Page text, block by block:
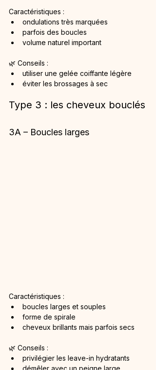
Caractéristiques :
ondulations très marquées
parfois des boucles
volume naturel important
🌿 Conseils :
utiliser une gelée coiffante légère
éviter les brossages à sec
Type 3 : les cheveux bouclés
3A – Boucles larges
Caractéristiques :
boucles larges et souples
forme de spirale
cheveux brillants mais parfois secs
🌿 Conseils :
privilégier les leave-in hydratants